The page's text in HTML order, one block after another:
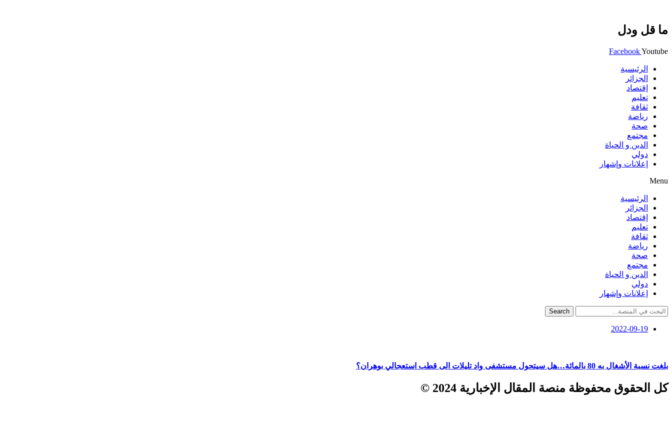
ما قل ودل
FacebookYoutube
الرئيسية
الجزائر
إقتصاد
تعليم
ثقافة
رياضة
صحة
مجتمع
الدين و الحياة
دولي
إعلانات وإشهار
Menu
الرئيسية
الجزائر
إقتصاد
تعليم
ثقافة
رياضة
صحة
مجتمع
الدين و الحياة
دولي
إعلانات وإشهار
Search
2022-09-19
بلغت نسبة الأشغال به 80 بالمائة…هل سيتحول مستشفى واد تليلات الى قطب استعجالي بوهران؟
كل الحقوق محفوظة منصة المقال الإخبارية 2024 ©